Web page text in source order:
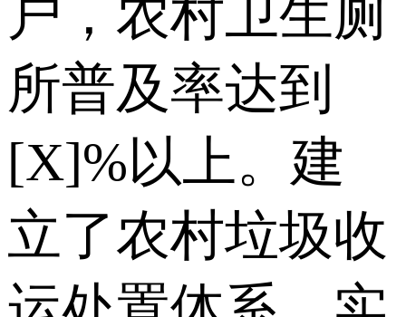
户，农村卫生厕
所普及率达到
[X]%以上。建
立了农村垃圾收